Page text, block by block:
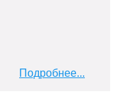
Подробнее...